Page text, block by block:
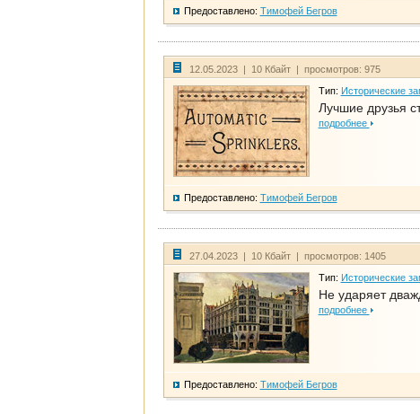
Предоставлено: Тимофей Бегров
12.05.2023 | 10 Кбайт | просмотров: 975
Тип: Исторические
Лучшие друзья
подробнее
Предоставлено: Тимофей Бегров
27.04.2023 | 10 Кбайт | просмотров: 1405
Тип: Исторические
Не ударяет
подробнее
Предоставлено: Тимофей Бегров